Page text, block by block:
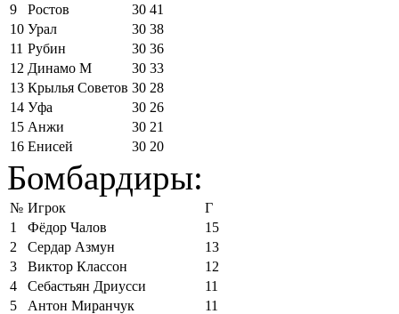
9
Ростов 30 41
10 Урал 30 38
11 Рубин 30 36
12 Динамо М 30 33
13 Крылья Советов 30 28
14 Уфа 30 26
15 Анжи 30 21
16 Енисей 30 20
Бомбардиры:
№ Игрок
Г
1
Фёдор Чалов
15
2
Сердар Азмун
13
3
Виктор Классон
12
4
Себастьян Дриусси
11
5
Антон Миранчук
11